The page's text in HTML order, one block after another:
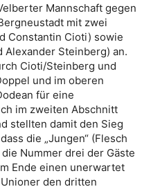
Mannschaft gegen
mit zwei
Constantin Cioti) sowie
Alexander Steinberg) an.
Cioti/Steinberg und
und im oberen
für eine
im zweiten Abschnitt
stellten damit den Sieg
die „Jungen“ (Flesch
Nummer drei der Gäste
Ende einen unerwartet
den dritten